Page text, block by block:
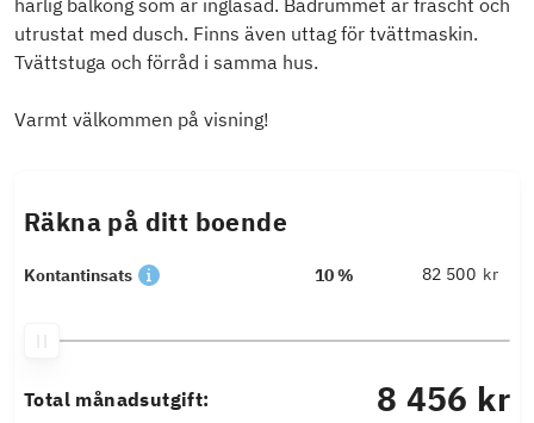
härlig balkong som är inglasad. Badrummet är fräscht och
utrustat med dusch. Finns även uttag för tvättmaskin.
Tvättstuga och förråd i samma hus.
Varmt välkommen på visning!
Räkna på ditt boende
Kontantinsats 10 % kr
Total månadsutgift: 8 456 kr